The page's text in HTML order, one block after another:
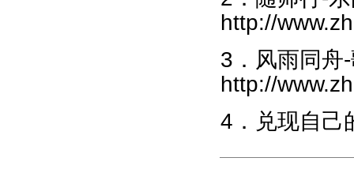
http://
3．风雨同舟
http://
4．兑现自己